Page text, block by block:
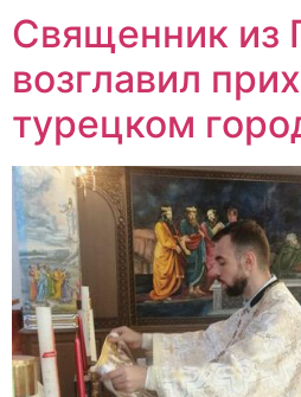
Священник из
возглавил
турецком